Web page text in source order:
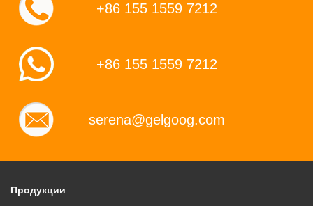
+86 155 1559 7212
+86 155 1559 7212
serena@gelgoog.com
Продукции